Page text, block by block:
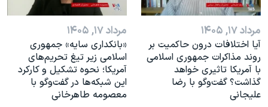
مرداد ۱۷, ۱۴۰۵
آیا اختلافات درون حاکمیت بر
روند مذاکرات جمهوری اسلامی
با آمریکا تاثیری خواهد
گذاشت؟ گفت‌وگو با رضا
علیجانی
مرداد ۱۷, ۱۴۰۵
«بانکداری سایه» جمهوری
اسلامی زیر تیغ تحریم‌های
آمریکا؛ نحوه تشکیل و کارکرد
این شبکه‌ها در گفت‌وگو با
معصومه طاهرخانی